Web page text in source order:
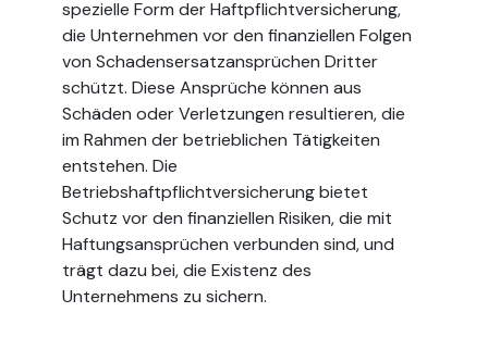
spezielle Form der Haftpflichtversicherung,
die Unternehmen vor den finanziellen Folgen
von Schadensersatzansprüchen Dritter
schützt. Diese Ansprüche können aus
Schäden oder Verletzungen resultieren, die
im Rahmen der betrieblichen Tätigkeiten
entstehen. Die
Betriebshaftpflichtversicherung bietet
Schutz vor den finanziellen Risiken, die mit
Haftungsansprüchen verbunden sind, und
trägt dazu bei, die Existenz des
Unternehmens zu sichern.